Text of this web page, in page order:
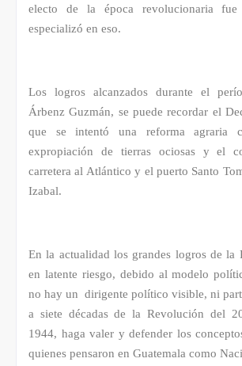
electo de la época revolucionaria
especializó en eso.
Los logros alcanzados durante el
Árbenz Guzmán, se puede recordar el
que se intentó una reforma agraria
expropiación de tierras ociosas y el
carretera al Atlántico y el puerto Santo
Izabal.
En la actualidad los grandes logros de la
en latente riesgo, debido al modelo
no hay un dirigente político visible, ni
a siete décadas de la Revolución del
1944, haga valer y defender los
quienes pensaron en Guatemala como